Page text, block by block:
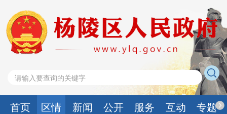
首页 区情 新闻 公开 服务 互动 专题